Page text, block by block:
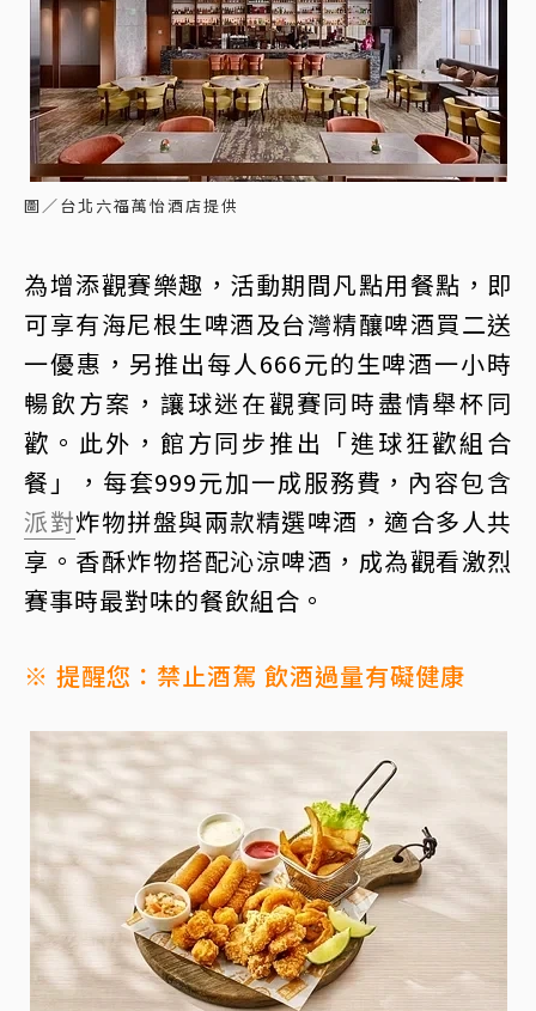
圖／台北六福萬怡酒店提供
為增添觀賽樂趣，活動期間凡點用餐點，即
可享有海尼根生啤酒及台灣精釀啤酒買二送
一優惠，另推出每人666元的生啤酒一小時
暢飲方案，讓球迷在觀賽同時盡情舉杯同
歡。此外，館方同步推出「進球狂歡組合
餐」，每套999元加一成服務費，內容包含
派對炸物拼盤與兩款精選啤酒，適合多人共
享。香酥炸物搭配沁涼啤酒，成為觀看激烈
賽事時最對味的餐飲組合。
※ 提醒您：禁止酒駕 飲酒過量有礙健康